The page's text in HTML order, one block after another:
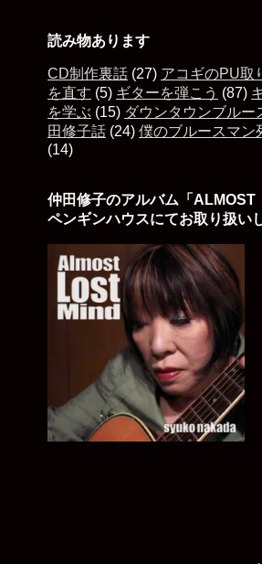
読み物あります
CD制作裏話 (27) アコギのPU
を直す (5) ギターを弾こう (87)
を学ぶ (15) ダウンタウンブルー
田修子話 (24) 僕のブルースマン
(14)
仲田修子のアルバム「
ペンギンハウスにてお取